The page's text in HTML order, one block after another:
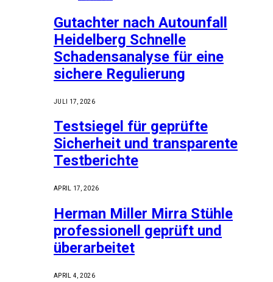
Gutachter nach Autounfall
Heidelberg Schnelle
Schadensanalyse für eine
sichere Regulierung
JULI 17, 2026
Testsiegel für geprüfte
Sicherheit und transparente
Testberichte
APRIL 17, 2026
Herman Miller Mirra Stühle
professionell geprüft und
überarbeitet
APRIL 4, 2026